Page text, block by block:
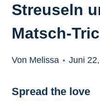
Streuseln
Matsch-
Von Melissa Juni
Spread the love